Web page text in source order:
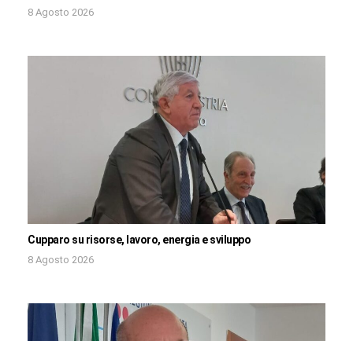
8 Agosto 2026
Cupparo su risorse, lavoro, energia e sviluppo
8 Agosto 2026